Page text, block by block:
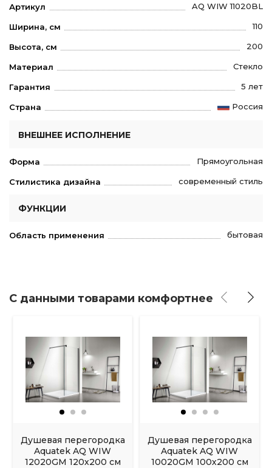
Артикул AQ WIW 11020BL
Ширина, см 110
Высота, см 200
Материал Стекло
Гарантия 5 лет
Страна Россия
ВНЕШНЕЕ ИСПОЛНЕНИЕ
Форма Прямоугольная
Стилистика дизайна современный стиль
ФУНКЦИИ
Область применения бытовая
С данными товарами комфортнее
Душевая перегородка
Aquatek AQ WIW
12020GM 120х200 см
Душевая перегородка
Aquatek AQ WIW
10020GM 100х200 см